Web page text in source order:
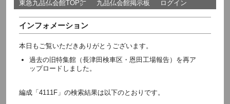
東急九品仏会館TOP㌻ 九品仏会館掲示板 ログイン
インフォメーション
本日もご覧いただきありがとうございます。
過去の旧特集館（長津田検車区・恩田工場報告）を再ア
ップロードしました。
編成「4111F」の検索結果は以下のとおりです。